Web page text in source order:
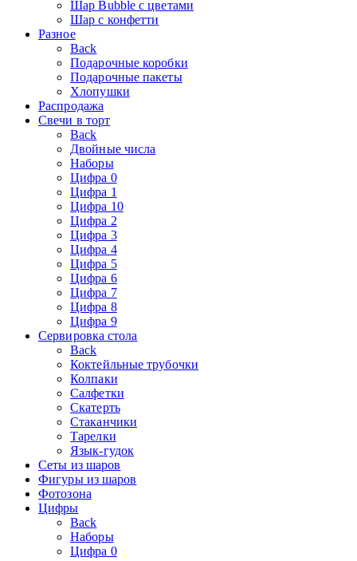
Шар Bubble с цветами
Шар с конфетти
Разное
Back
Подарочные коробки
Подарочные пакеты
Хлопушки
Распродажа
Свечи в торт
Back
Двойные числа
Наборы
Цифра 0
Цифра 1
Цифра 10
Цифра 2
Цифра 3
Цифра 4
Цифра 5
Цифра 6
Цифра 7
Цифра 8
Цифра 9
Сервировка стола
Back
Коктейльные трубочки
Колпаки
Салфетки
Скатерть
Стаканчики
Тарелки
Язык-гудок
Сеты из шаров
Фигуры из шаров
Фотозона
Цифры
Back
Наборы
Цифра 0